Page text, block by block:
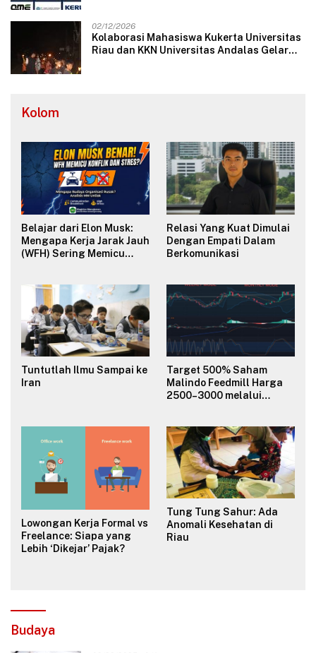
02/12/2026
Kolaborasi Mahasiswa Kukerta Universitas
Riau dan KKN Universitas Andalas Gelar
Kolom
Belajar dari Elon Musk:
Mengapa Kerja Jarak Jauh
(WFH) Sering Memicu
Relasi Yang Kuat Dimulai
Dengan Empati Dalam
Berkomunikasi
Tuntutlah Ilmu Sampai ke
Iran
Target 500% Saham
Malindo Feedmill Harga
2500–3000 melalui
Lowongan Kerja Formal vs
Freelance: Siapa yang
Lebih ‘Dikejar’ Pajak?
Tung Tung Sahur: Ada
Anomali Kesehatan di
Riau
Budaya